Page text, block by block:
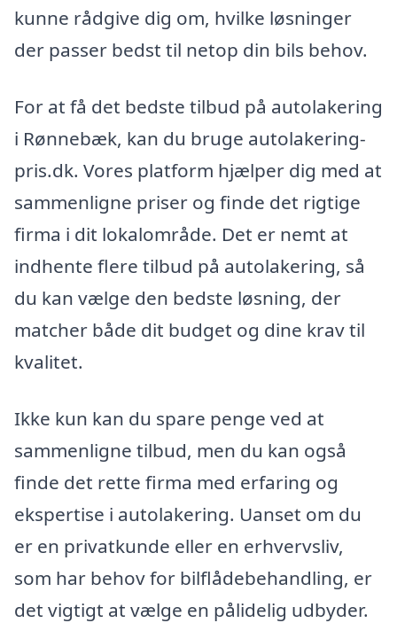
kunne rådgive dig om, hvilke løsninger
der passer bedst til netop din bils behov.
For at få det bedste tilbud på autolakering
i Rønnebæk, kan du bruge autolakering-
pris.dk. Vores platform hjælper dig med at
sammenligne priser og finde det rigtige
firma i dit lokalområde. Det er nemt at
indhente flere tilbud på autolakering, så
du kan vælge den bedste løsning, der
matcher både dit budget og dine krav til
kvalitet.
Ikke kun kan du spare penge ved at
sammenligne tilbud, men du kan også
finde det rette firma med erfaring og
ekspertise i autolakering. Uanset om du
er en privatkunde eller en erhvervsliv,
som har behov for bilflådebehandling, er
det vigtigt at vælge en pålidelig udbyder.